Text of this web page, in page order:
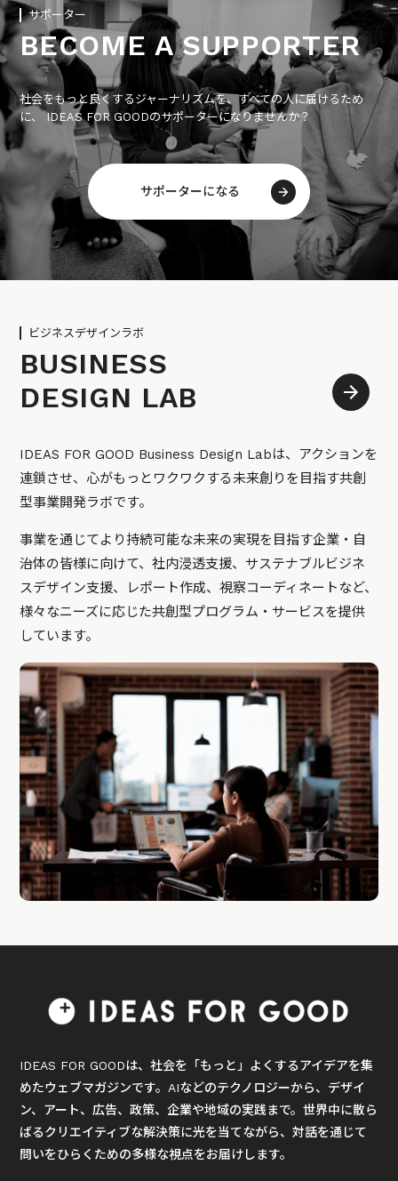
サポーター
BECOME A SUPPORTER
社会をもっと良くするジャーナリズムを、すべての人に届けるため
に、 IDEAS FOR GOODのサポーターになりませんか？
サポーターになる
ビジネスデザインラボ
BUSINESS
DESIGN LAB
IDEAS FOR GOOD Business Design Labは、アクションを
連鎖させ、心がもっとワクワクする未来創りを目指す共創
型事業開発ラボです。
事業を通じてより持続可能な未来の実現を目指す企業・自
治体の皆様に向けて、社内浸透支援、サステナブルビジネ
スデザイン支援、レポート作成、視察コーディネートなど、
様々なニーズに応じた共創型プログラム・サービスを提供
しています。
IDEAS FOR GOODは、社会を「もっと」よくするアイデアを集
めたウェブマガジンです。AIなどのテクノロジーから、デザイ
ン、アート、広告、政策、企業や地域の実践まで。世界中に散ら
ばるクリエイティブな解決策に光を当てながら、対話を通じて
問いをひらくための多様な視点をお届けします。